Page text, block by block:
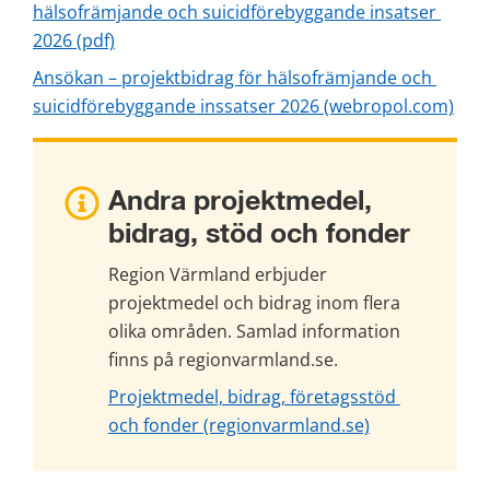
hälsofrämjande och suicidförebyggande insatser
2026 (pdf)
Ansökan – projektbidrag för hälsofrämjande och
suicidförebyggande inssatser 2026 (webropol.com)
Andra projektmedel,
bidrag, stöd och fonder
Region Värmland erbjuder
projektmedel och bidrag inom flera
olika områden. Samlad information
finns på regionvarmland.se.
Projektmedel, bidrag, företagsstöd
och fonder (regionvarmland.se)